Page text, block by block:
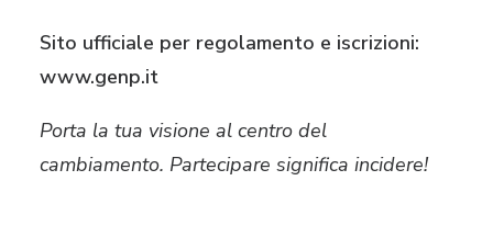
Sito ufficiale per regolamento e iscrizioni:
www.genp.it
Porta la tua visione al centro del
cambiamento. Partecipare significa incidere!